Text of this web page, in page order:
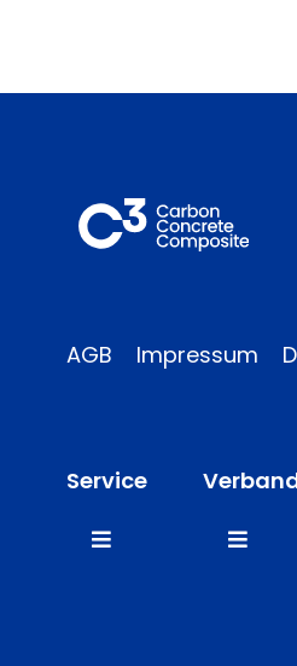
AGB Impressum
Service
Toggle
Toggle